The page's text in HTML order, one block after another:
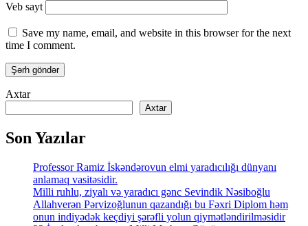
Veb sayt
Save my name, email, and website in this browser for the next
time I comment.
Axtar
Axtar
Son Yazılar
Professor Ramiz İskəndərovun elmi yaradıcılığı dünyanı
anlamaq vasitəsidir.
Milli ruhlu, ziyalı və yaradıcı gənc Sevindik Nəsiboğlu
Allahverən Pərvizoğlunun qazandığı bu Fəxri Diplom həm
onun indiyədək keçdiyi şərəfli yolun qiymətləndirilməsidir